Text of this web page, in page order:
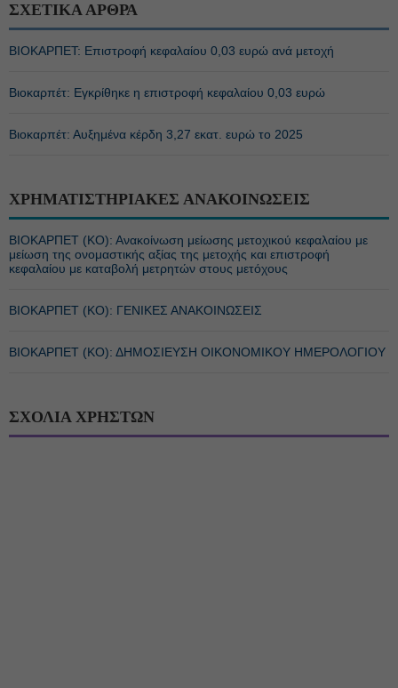
ΣΧΕΤΙΚΑ ΑΡΘΡΑ
ΒΙΟΚΑΡΠΕΤ: Επιστροφή κεφαλαίου 0,03 ευρώ ανά μετοχή
Βιοκαρπέτ: Εγκρίθηκε η επιστροφή κεφαλαίου 0,03 ευρώ
Βιοκαρπέτ: Αυξημένα κέρδη 3,27 εκατ. ευρώ το 2025
ΧΡΗΜΑΤΙΣΤΗΡΙΑΚΕΣ ΑΝΑΚΟΙΝΩΣΕΙΣ
ΒΙΟΚΑΡΠΕΤ (ΚΟ): Ανακοίνωση μείωσης μετοχικού κεφαλαίου με
μείωση της ονομαστικής αξίας της μετοχής και επιστροφή
κεφαλαίου με καταβολή μετρητών στους μετόχους
ΒΙΟΚΑΡΠΕΤ (ΚΟ): ΓΕΝΙΚΕΣ ΑΝΑΚΟΙΝΩΣΕΙΣ
ΒΙΟΚΑΡΠΕΤ (ΚΟ): ΔΗΜΟΣΙΕΥΣΗ ΟΙΚΟΝΟΜΙΚΟΥ ΗΜΕΡΟΛΟΓΙΟΥ
ΣΧΟΛΙΑ ΧΡΗΣΤΩΝ